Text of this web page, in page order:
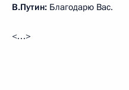
В.Путин: Благодарю Вас.
<…>